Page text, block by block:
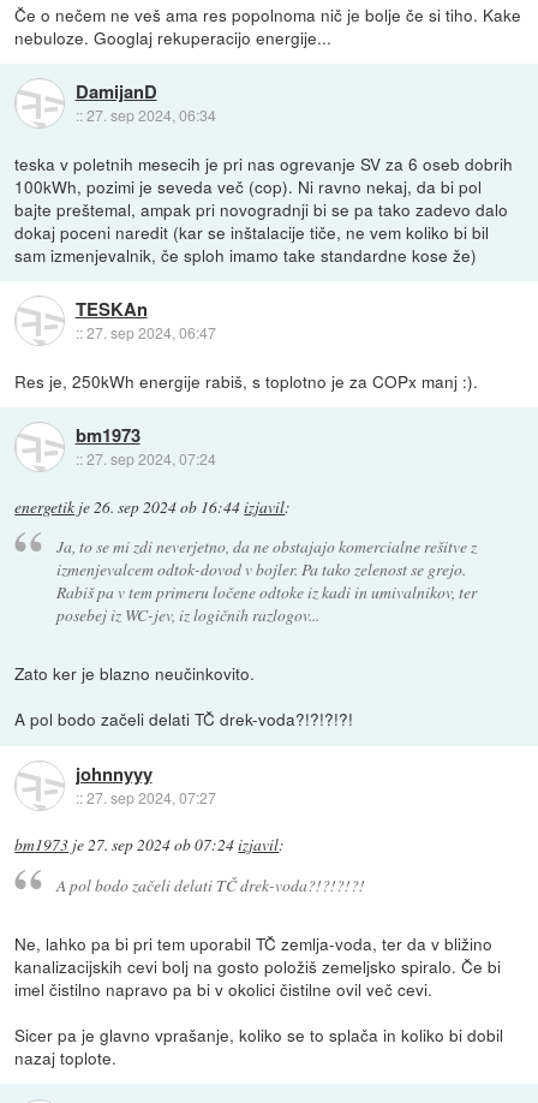
Če o nečem ne veš ama res popolnoma nič je bolje če si tiho. Kake
nebuloze. Googlaj rekuperacijo energije...
DamijanD
::27. sep 2024, 06:34
teska v poletnih mesecih je pri nas ogrevanje SV za 6 oseb dobrih
100kWh, pozimi je seveda več (cop). Ni ravno nekaj, da bi pol
bajte preštemal, ampak pri novogradnji bi se pa tako zadevo dalo
dokaj poceni naredit (kar se inštalacije tiče, ne vem koliko bi bil
sam izmenjevalnik, če sploh imamo take standardne kose že)
TESKAn
::27. sep 2024, 06:47
Res je, 250kWh energije rabiš, s toplotno je za COPx manj :).
bm1973
::27. sep 2024, 07:24
energetik je26. sep 2024 ob 16:44izjavil:
Ja, to se mi zdi neverjetno, da ne obstajajo komercialne rešitve z
izmenjevalcem odtok-dovod v bojler. Pa tako zelenost se grejo.
Rabiš pa v tem primeru ločene odtoke iz kadi in umivalnikov, ter
posebej iz WC-jev, iz logičnih razlogov...
Zato ker je blazno neučinkovito.
A pol bodo začeli delati TČ drek-voda?!?!?!?!
johnnyyy
::27. sep 2024, 07:27
bm1973 je27. sep 2024 ob 07:24izjavil:
A pol bodo začeli delati TČ drek-voda?!?!?!?!
Ne, lahko pa bi pri tem uporabil TČ zemlja-voda, ter da v bližino
kanalizacijskih cevi bolj na gosto položiš zemeljsko spiralo. Če bi
imel čistilno napravo pa bi v okolici čistilne ovil več cevi.
Sicer pa je glavno vprašanje, koliko se to splača in koliko bi dobil
nazaj toplote.